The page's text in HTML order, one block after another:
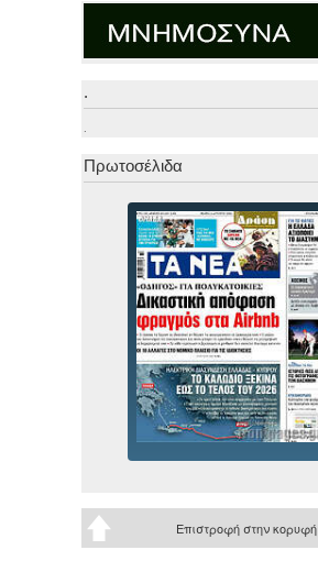
.
.
Πρωτοσέλιδα
Επιστροφή στην κορυφή